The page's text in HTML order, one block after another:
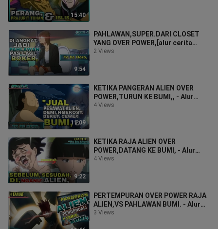
15:40
9:54
PAHLAWAN,SUPER.DARI CLOSET
YANG OVER POWER,[alur cerita
anime to be hero
2 Views
11:09
KETIKA PANGERAN ALIEN OVER
POWER,TURUN KE BUMI,, - Alur
cerita anime To be Hero.
4 Views
9:22
KETIKA RAJA ALIEN OVER
POWER,DATANG KE BUMI, - Alur
cerita to be hero.part 3 #anime
4 Views
PERTEMPURAN OVER POWER RAJA
ALIEN,VS PAHLAWAN BUMI. - Alur
cerita To be Hero-tamat
3 Views